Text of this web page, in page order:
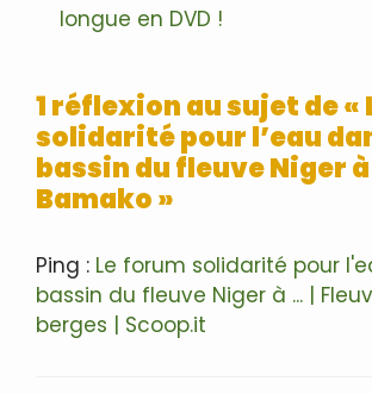
longue en DVD !
1 réflexion au sujet de «
solidarité pour l’eau
bassin du fleuve Niger à
Bamako »
Ping : Le forum solidarité pour
bassin du fleuve Niger à ... |
berges | Scoop.it